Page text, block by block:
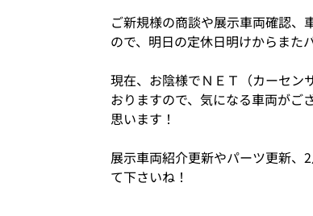
ご新規様の商談や展示車両確認、
ので、明日の定休日明けからまた
現在、お陰様でＮＥＴ（カーセン
おりますので、気になる車両がご
思います！
展示車両紹介更新やパーツ更新、
て下さいね！